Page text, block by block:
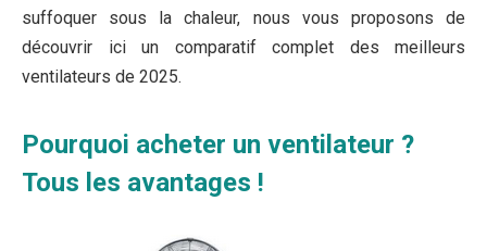
suffoquer sous la chaleur, nous vous proposons de
découvrir ici un comparatif complet des meilleurs
ventilateurs de 2025.
Pourquoi acheter un ventilateur ?
Tous les avantages !